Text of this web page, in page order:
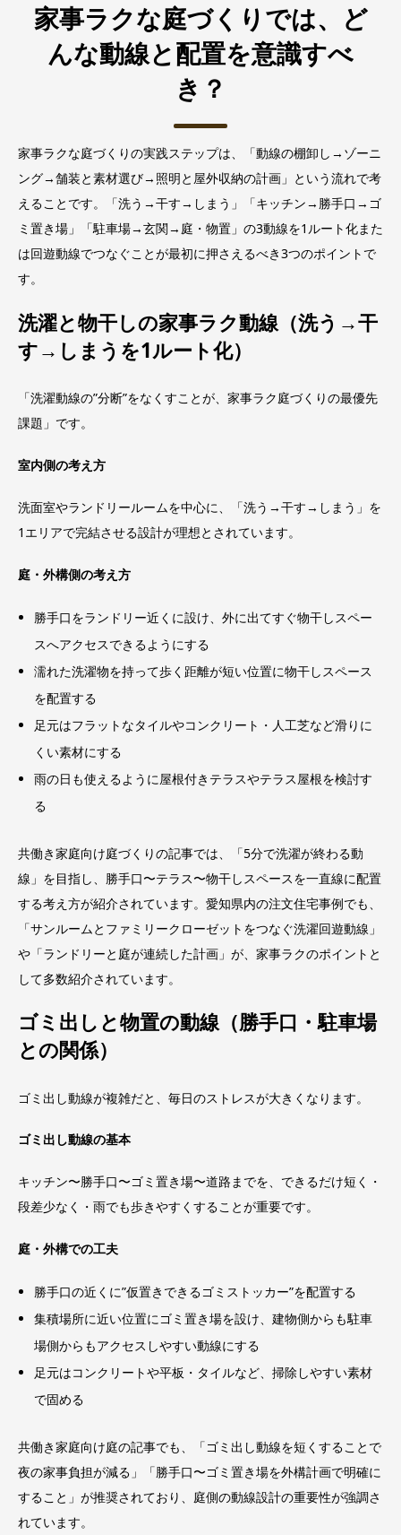
家事ラクな庭づくりでは、ど
んな動線と配置を意識すべ
き？
家事ラクな庭づくりの実践ステップは、「動線の棚卸し→ゾーニ
ング→舗装と素材選び→照明と屋外収納の計画」という流れで考
えることです。「洗う→干す→しまう」「キッチン→勝手口→ゴ
ミ置き場」「駐車場→玄関→庭・物置」の3動線を1ルート化また
は回遊動線でつなぐことが最初に押さえるべき3つのポイントで
す。
洗濯と物干しの家事ラク動線（洗う→干
す→しまうを1ルート化）
「洗濯動線の”分断”をなくすことが、家事ラク庭づくりの最優先
課題」です。
室内側の考え方
洗面室やランドリールームを中心に、「洗う→干す→しまう」を
1エリアで完結させる設計が理想とされています。
庭・外構側の考え方
勝手口をランドリー近くに設け、外に出てすぐ物干しスペー
スへアクセスできるようにする
濡れた洗濯物を持って歩く距離が短い位置に物干しスペース
を配置する
足元はフラットなタイルやコンクリート・人工芝など滑りに
くい素材にする
雨の日も使えるように屋根付きテラスやテラス屋根を検討す
る
共働き家庭向け庭づくりの記事では、「5分で洗濯が終わる動
線」を目指し、勝手口〜テラス〜物干しスペースを一直線に配置
する考え方が紹介されています。愛知県内の注文住宅事例でも、
「サンルームとファミリークローゼットをつなぐ洗濯回遊動線」
や「ランドリーと庭が連続した計画」が、家事ラクのポイントと
して多数紹介されています。
ゴミ出しと物置の動線（勝手口・駐車場
との関係）
ゴミ出し動線が複雑だと、毎日のストレスが大きくなります。
ゴミ出し動線の基本
キッチン〜勝手口〜ゴミ置き場〜道路までを、できるだけ短く・
段差少なく・雨でも歩きやすくすることが重要です。
庭・外構での工夫
勝手口の近くに”仮置きできるゴミストッカー”を配置する
集積場所に近い位置にゴミ置き場を設け、建物側からも駐車
場側からもアクセスしやすい動線にする
足元はコンクリートや平板・タイルなど、掃除しやすい素材
で固める
共働き家庭向け庭の記事でも、「ゴミ出し動線を短くすることで
夜の家事負担が減る」「勝手口〜ゴミ置き場を外構計画で明確に
すること」が推奨されており、庭側の動線設計の重要性が強調さ
れています。